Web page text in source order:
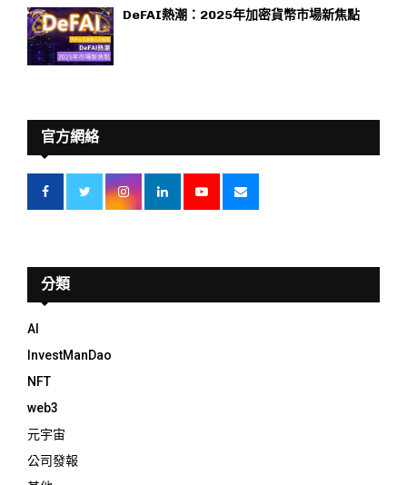
DeFAI熱潮：2025年加密貨幣市場新焦點
官方網絡
分類
AI
InvestManDao
NFT
web3
元宇宙
公司發報